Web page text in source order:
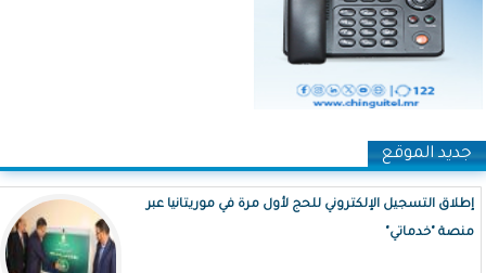
جديد الموقع
إطلاق التسجيل الإلكتروني للحج لأول مرة في موريتانيا عبر
منصة "خدماتي"